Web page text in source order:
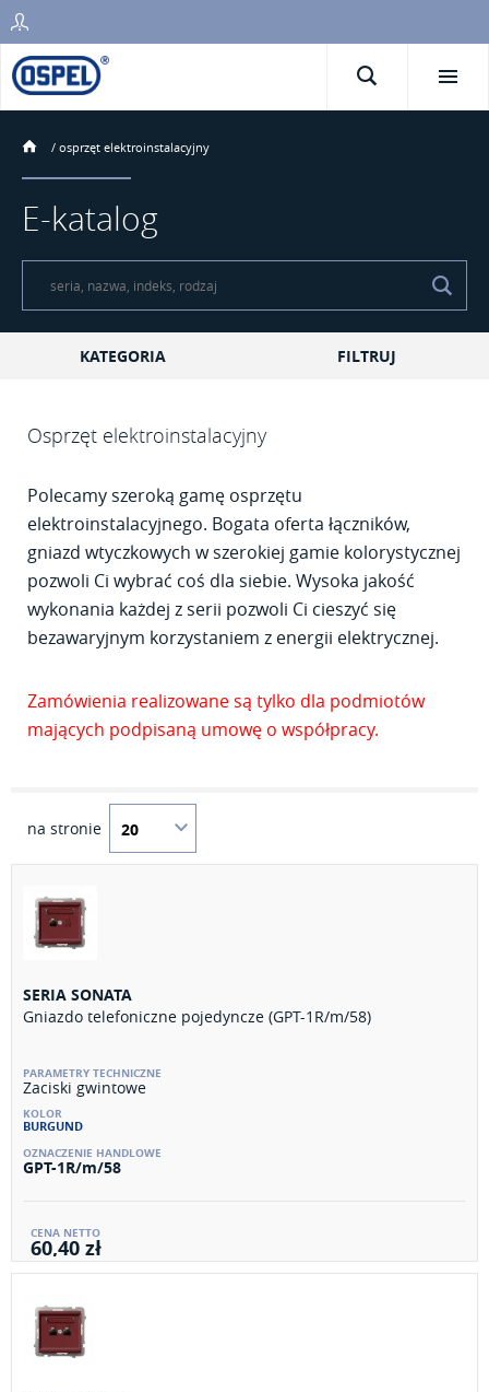
/ osprzęt elektroinstalacyjny
E-katalog
KATEGORIA FILTRUJ
Osprzęt elektroinstalacyjny
Polecamy szeroką gamę osprzętu
elektroinstalacyjnego. Bogata oferta łączników,
gniazd wtyczkowych w szerokiej gamie kolorystycznej
pozwoli Ci wybrać coś dla siebie. Wysoka jakość
wykonania każdej z serii pozwoli Ci cieszyć się
bezawaryjnym korzystaniem z energii elektrycznej.
Zamówienia realizowane są tylko dla podmiotów
mających podpisaną umowę o współpracy.
na stronie
SERIA SONATA
Gniazdo telefoniczne pojedyncze (GPT-1R/m/58)
Zaciski gwintowe
BURGUND
GPT-1R/m/58
60,40 zł